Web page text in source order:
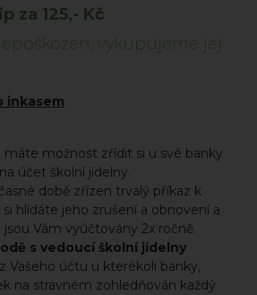
za 125,- Kč
vykupujeme jej
inkasem
máte možnost zřídit si u své banky
účet školní jídelny.
době zřízen trvalý příkaz k
hlídáte jeho zrušení a obnovení a
Vám vyúčtovány 2x ročně.
s vedoucí školní jídelny
Vašeho účtu u kterékoli banky,
na stravném zohledňován každý